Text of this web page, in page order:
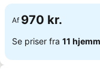
Af 970 kr.
Se priser fra 11